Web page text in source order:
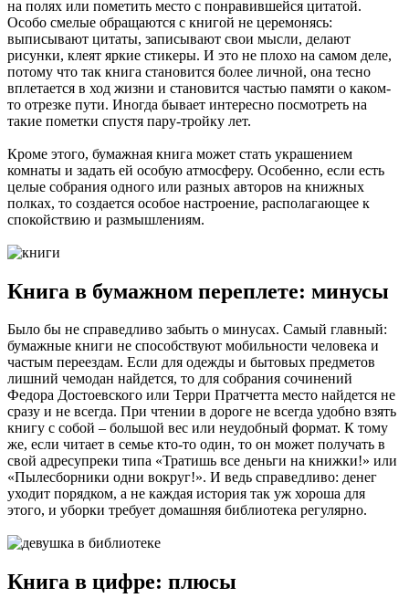
на полях или пометить место с понравившейся цитатой.
Особо смелые обращаются с книгой не церемонясь:
выписывают цитаты, записывают свои мысли, делают
рисунки, клеят яркие стикеры. И это не плохо на самом деле,
потому что так книга становится более личной, она тесно
вплетается в ход жизни и становится частью памяти о каком-
то отрезке пути. Иногда бывает интересно посмотреть на
такие пометки спустя пару-тройку лет.
Кроме этого, бумажная книга может стать украшением
комнаты и задать ей особую атмосферу. Особенно, если есть
целые собрания одного или разных авторов на книжных
полках, то создается особое настроение, располагающее к
спокойствию и размышлениям.
Книга в бумажном переплете: минусы
Было бы не справедливо забыть о минусах. Самый главный:
бумажные книги не способствуют мобильности человека и
частым переездам. Если для одежды и бытовых предметов
лишний чемодан найдется, то для собрания сочинений
Федора Достоевского или Терри Пратчетта место найдется не
сразу и не всегда. При чтении в дороге не всегда удобно взять
книгу с собой – большой вес или неудобный формат. К тому
же, если читает в семье кто-то один, то он может получать в
свой адресупреки типа «Тратишь все деньги на книжки!» или
«Пылесборники одни вокруг!». И ведь справедливо: денег
уходит порядком, а не каждая история так уж хороша для
этого, и уборки требует домашняя библиотека регулярно.
Книга в цифре: плюсы